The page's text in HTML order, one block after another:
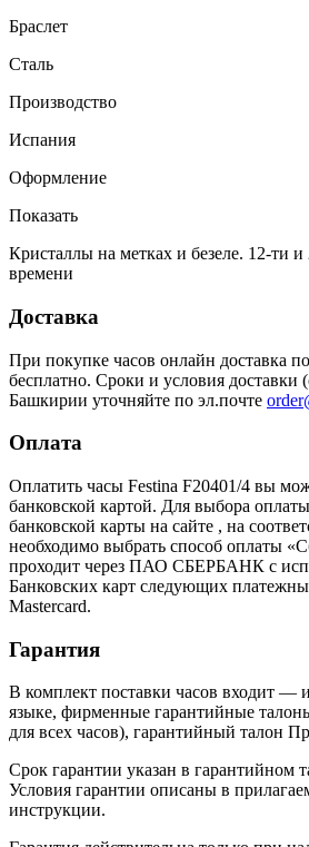
Браслет
Сталь
Производство
Испания
Оформление
Показать
Кристаллы на метках и безеле. 12-ти
времени
Доставка
При покупке часов онлайн доставка
бесплатно. Сроки и условия доставки
Башкирии уточняйте по эл.почте
Оплата
Оплатить часы Festina F20401/4 вы
банковской картой. Для выбора
банковской карты на сайте , на
необходимо выбрать способ оплаты
проходит через ПАО СБЕРБАНК с
Банковских карт следующих
Mastercard.
Гарантия
В комплект поставки часов входит —
языке, фирменные гарантийные
для всех часов), гарантийный талон
Срок гарантии указан в гарантийном
Условия гарантии описаны в
инструкции.